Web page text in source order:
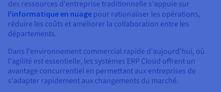
Tarifs
Disponibilités par régions
Documentation
Observabilité
Roadmap & Changelog
Roadmap & Changelog
Roadmap & Changelog
Documentation
Roadmap & Changelog
des ressources d'entreprise traditionnelle s'appuie sur
l'informatique en nuage pour rationaliser les opérations,
réduire les coûts et améliorer la collaboration entre les
départements.
Dans l'environnement commercial rapide d'aujourd'hui, où
l'agilité est essentielle, les systèmes ERP Cloud offrent un
avantage concurrentiel en permettant aux entreprises de
s'adapter rapidement aux changements du marché.